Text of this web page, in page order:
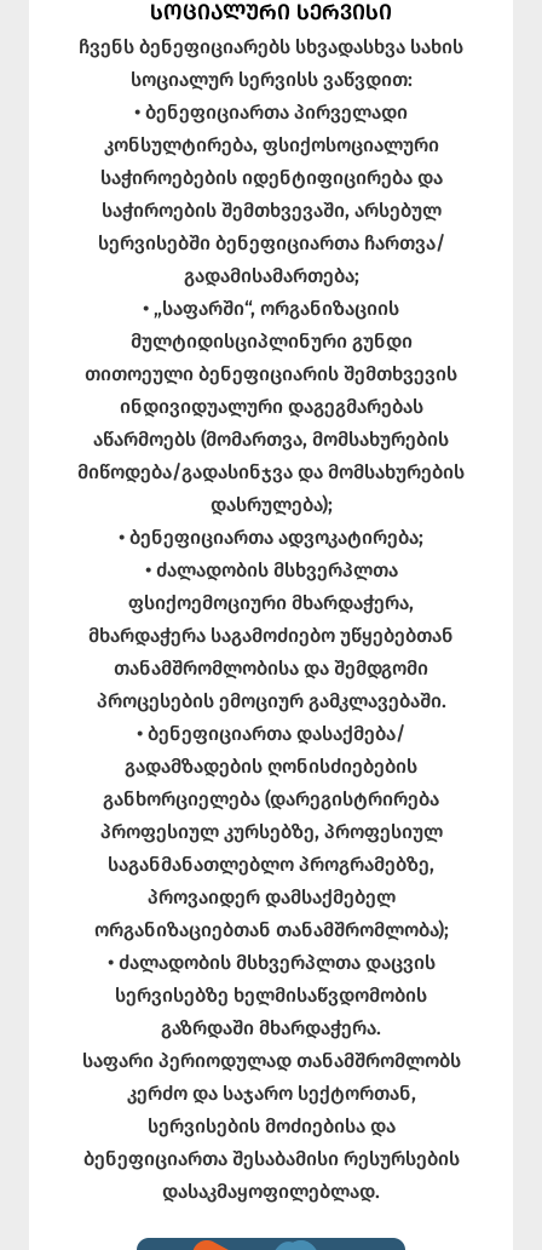
ᲡᲝᲪᲘᲐᲚᲣᲠᲘ ᲡᲔᲠᲕᲘᲡᲘ
ჩვენს ბენეფიციარებს სხვადასხვა სახის
სოციალურ სერვისს ვაწვდით:
• ბენეფიციართა პირველადი
კონსულტირება, ფსიქოსოციალური
საჭიროებების იდენტიფიცირება და
საჭიროების შემთხვევაში, არსებულ
სერვისებში ბენეფიციართა ჩართვა/
გადამისამართება;
• „საფარში“, ორგანიზაციის
მულტიდისციპლინური გუნდი
თითოეული ბენეფიციარის შემთხვევის
ინდივიდუალური დაგეგმარებას
აწარმოებს (მომართვა, მომსახურების
მიწოდება/გადასინჯვა და მომსახურების
დასრულება);
• ბენეფიციართა ადვოკატირება;
• ძალადობის მსხვერპლთა
ფსიქოემოციური მხარდაჭერა,
მხარდაჭერა საგამოძიებო უწყებებთან
თანამშრომლობისა და შემდგომი
პროცესების ემოციურ გამკლავებაში.
• ბენეფიციართა დასაქმება/
გადამზადების ღონისძიებების
განხორციელება (დარეგისტრირება
პროფესიულ კურსებზე, პროფესიულ
საგანმანათლებლო პროგრამებზე,
პროვაიდერ დამსაქმებელ
ორგანიზაციებთან თანამშრომლობა);
• ძალადობის მსხვერპლთა დაცვის
სერვისებზე ხელმისაწვდომობის
გაზრდაში მხარდაჭერა.
საფარი პერიოდულად თანამშრომლობს
კერძო და საჯარო სექტორთან,
სერვისების მოძიებისა და
ბენეფიციართა შესაბამისი რესურსების
დასაკმაყოფილებლად.